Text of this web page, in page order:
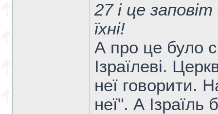
27 і це заповіт
їхні!
А про це було
Ізраїлеві.
неї говорити.
неї". А Ізраїль